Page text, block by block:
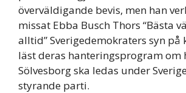
överväldigande bevis, men han
missat Ebba Busch Thors “Bästa
alltid” Sverigedemokraters syn
läst deras hanteringsprogram om
Sölvesborg ska ledas under
styrande parti.